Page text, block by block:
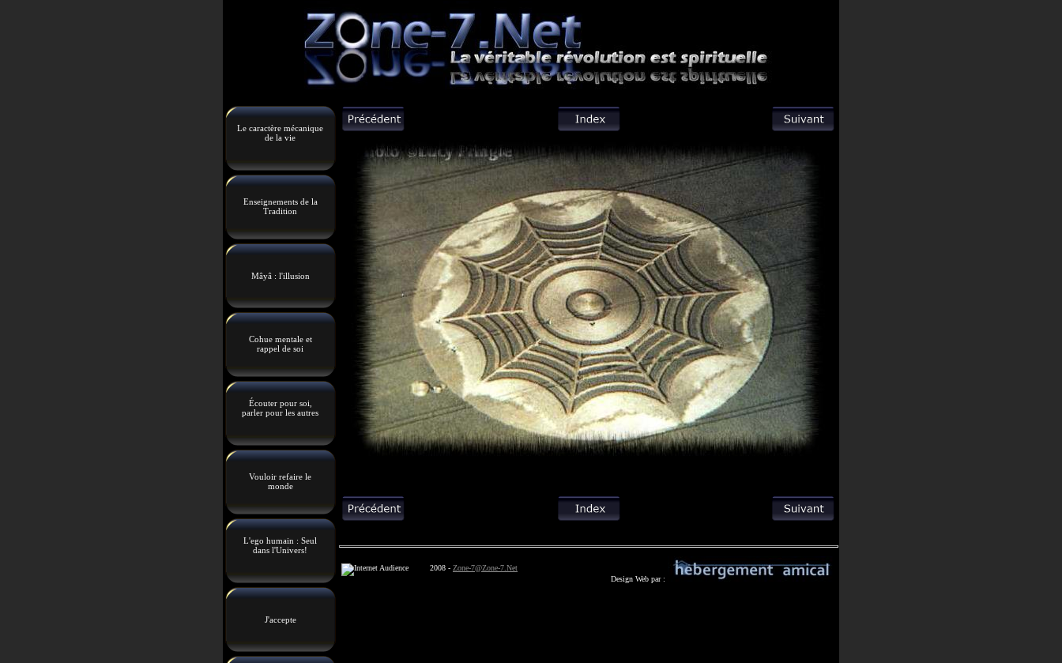
Le caractère mécanique
de la vie
Enseignements de la
Tradition
Mâyâ : l'illusion
Cohue mentale et
rappel de soi
Écouter pour soi,
parler pour les autres
Vouloir refaire le
monde
L'ego humain : Seul
dans l'Univers!
J'accepte
2008 - Zone-7@Zone-7.Net
Design Web par :